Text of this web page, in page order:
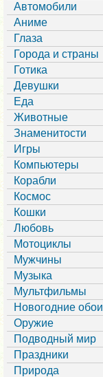
Автомобили
Аниме
Глаза
Города и страны
Готика
Девушки
Еда
Животные
Знаменитости
Игры
Компьютеры
Корабли
Космос
Кошки
Любовь
Мотоциклы
Мужчины
Музыка
Мультфильмы
Новогодние обои
Оружие
Подводный мир
Праздники
Природа